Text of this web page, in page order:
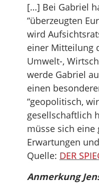
[…] Bei Gabriel
“überzeugten
wird
einer Mitteilung
Umwelt-,
werde Gabriel
einen
“geopolitisch,
gesellschaftlich
müsse sich eine
Erwartungen
Quelle: DER
Anmerkung